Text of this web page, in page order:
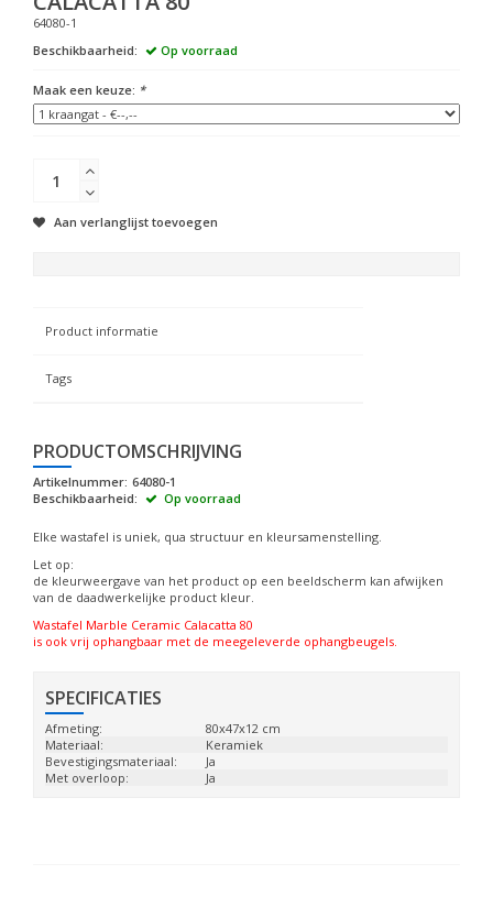
64080-1
Beschikbaarheid:
Op voorraad
Maak een keuze: *
Aan verlanglijst toevoegen
Product informatie
Tags
PRODUCTOMSCHRIJVING
Artikelnummer: 64080-1
Beschikbaarheid:
Op voorraad
Elke wastafel is uniek, qua structuur en kleursamenstelling.
Let op:
de kleurweergave van het product op een beeldscherm kan afwijken
van de daadwerkelijke product kleur.
Wastafel Marble Ceramic Calacatta 80
is ook vrij ophangbaar met de meegeleverde ophangbeugels.
SPECIFICATIES
Afmeting:
80x47x12 cm
Materiaal:
Keramiek
Bevestigingsmateriaal:
Ja
Met overloop:
Ja